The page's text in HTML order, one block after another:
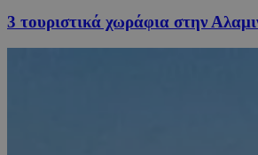
3 τουριστικά χωράφια στην